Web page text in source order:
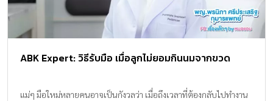
ABK Expert: วิธีรับมือ เมื่อลูกไม่ยอมกินนมจากขวด
แม่ๆ มือใหม่หลายคนอาจเป็นกังวลว่า เมื่อถึงเวลาที่ต้องกลับไปทำงาน